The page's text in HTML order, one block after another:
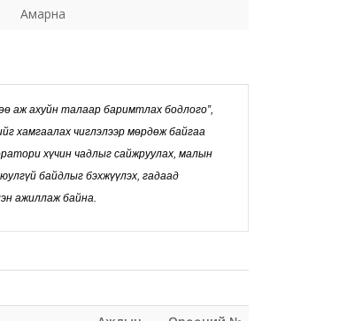
Амарна
аж ахуйн талаар баримтлах бодлого”,
хамгаалах чиглэлээр мөрдөж байгаа
хүчин чадлыг сайжруулах, малын
байдлыг бэхжүүлэх, гадаад
ажиллаж байна.